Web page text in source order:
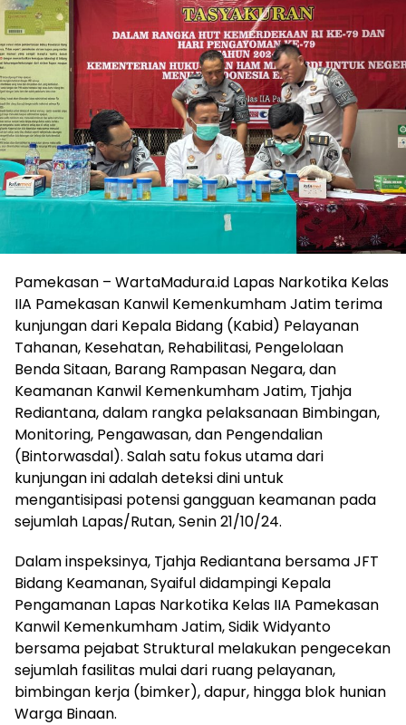
Pamekasan – WartaMadura.id Lapas Narkotika Kelas
IIA Pamekasan Kanwil Kemenkumham Jatim terima
kunjungan dari Kepala Bidang (Kabid) Pelayanan
Tahanan, Kesehatan, Rehabilitasi, Pengelolaan
Benda Sitaan, Barang Rampasan Negara, dan
Keamanan Kanwil Kemenkumham Jatim, Tjahja
Rediantana, dalam rangka pelaksanaan Bimbingan,
Monitoring, Pengawasan, dan Pengendalian
(Bintorwasdal). Salah satu fokus utama dari
kunjungan ini adalah deteksi dini untuk
mengantisipasi potensi gangguan keamanan pada
sejumlah Lapas/Rutan, Senin 21/10/24.
Dalam inspeksinya, Tjahja Rediantana bersama JFT
Bidang Keamanan, Syaiful didampingi Kepala
Pengamanan Lapas Narkotika Kelas IIA Pamekasan
Kanwil Kemenkumham Jatim, Sidik Widyanto
bersama pejabat Struktural melakukan pengecekan
sejumlah fasilitas mulai dari ruang pelayanan,
bimbingan kerja (bimker), dapur, hingga blok hunian
Warga Binaan.